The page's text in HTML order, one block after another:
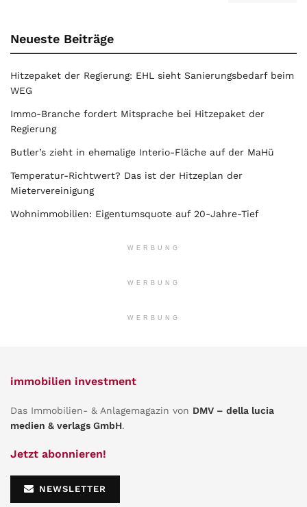
Neueste Beiträge
Hitzepaket der Regierung: EHL sieht Sanierungsbedarf beim
WEG
Immo-Branche fordert Mitsprache bei Hitzepaket der
Regierung
Butler’s zieht in ehemalige Interio-Fläche auf der MaHü
Temperatur-Richtwert? Das ist der Hitzeplan der
Mietervereinigung
Wohnimmobilien: Eigentumsquote auf 20-Jahre-Tief
WERBUNG
WERBUNG
WERBUNG
immobilien investment
Das Immobilien- & Anlagemagazin von DMV – della lucia
medien & verlags GmbH.
Jetzt abonnieren!
NEWSLETTER